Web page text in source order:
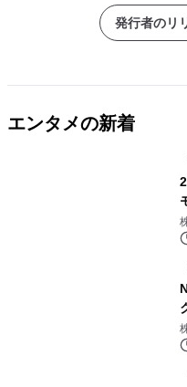
発行者のリ
エンタメの新着